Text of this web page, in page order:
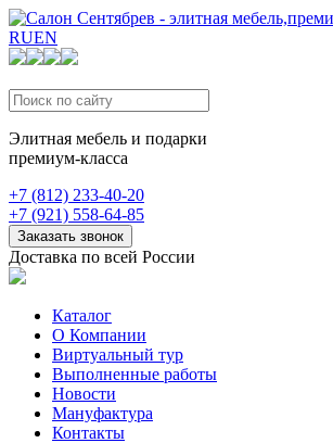
RUEN
Элитная мебель и подарки
премиум-класса
+7 (812) 233-40-20
+7 (921) 558-64-85
Заказать звонок
Доставка по всей России
Каталог
О Компании
Виртуальный тур
Выполненные работы
Новости
Мануфактура
Контакты